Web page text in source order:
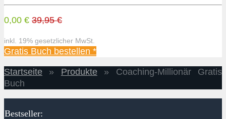
0,00 € 39,95 €
inkl. 19% gesetzlicher MwSt.
Gratis Buch bestellen *
Startseite » Produkte» Coaching-Millionär Gratis
Buch
Bestseller: